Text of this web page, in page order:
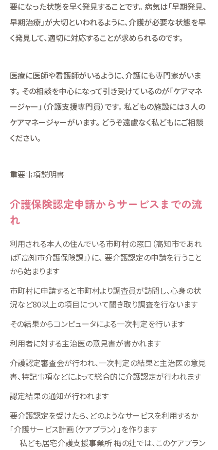
要になった状態を早く発見することです。 病気は「早期発見、
早期治療」が大切といわれるように、介護が必要な状態を早
く発見して、適切に対応することが求められるのです。
医療に医師や看護師がいるように、介護にも専門家がいま
す。 その相談を中心になって引き受けているのが「ケアマネ
ージャー」（介護支援専門員）です。 私どもの施設には３人の
ケアマネージャーがいます。 どうぞ遠慮なく私どもにご相談
ください。
重要事項説明書
介護保険認定申請からサービスまでの流
れ
利用される本人の住んでいる市町村の窓口（高知市であれ
ば「高知市介護保険課」）に、 要介護認定の申請を行うこと
から始まります
市町村に申請すると市町村より調査員が訪問し、心身の状
況など80以上の項目について聞き取り調査を行ないます
その結果からコンピュータによる一次判定を行います
利用者に対する主治医の意見書が書かれます
介護認定審査会が行われ、一次判定の結果と主治医の意見
書、特記事項などによって総合的に介護認定が行われます
認定結果の通知が行われます
要介護認定を受けたら、どのようなサービスを利用するか
「介護サービス計画（ケアプラン）」を作ります
私ども居宅介護支援事業所 梅の辻では、このケアプラン